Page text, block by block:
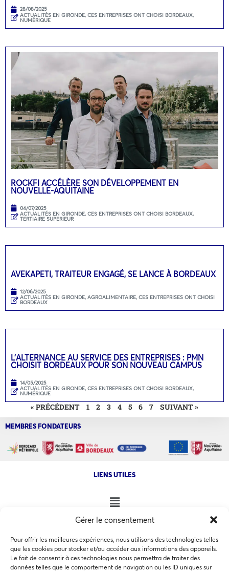
Gérer le consentement
Pour offrir les meilleures expériences, nous utilisons des technologies telles
que les cookies pour stocker et/ou accéder aux informations des appareils.
Le fait de consentir à ces technologies nous permettra de traiter des
données telles que le comportement de navigation ou les ID uniques sur
28/08/2025
ACTUALITÉS EN GIRONDE, CES ENTREPRISES ONT CHOISI BORDEAUX,
NUMÉRIQUE
ROCKFI ACCÉLÈRE SON DÉVELOPPEMENT EN
NOUVELLE-AQUITAINE
04/07/2025
ACTUALITÉS EN GIRONDE, CES ENTREPRISES ONT CHOISI BORDEAUX,
TERTIAIRE SUPERIEUR
AVEKAPETI, TRAITEUR ENGAGÉ, SE LANCE À BORDEAUX
12/06/2025
ACTUALITÉS EN GIRONDE, AGROALIMENTAIRE, CES ENTREPRISES ONT CHOISI
BORDEAUX
L’ALTERNANCE AU SERVICE DES ENTREPRISES : PMN
CHOISIT BORDEAUX POUR SON NOUVEAU CAMPUS
14/05/2025
ACTUALITÉS EN GIRONDE, CES ENTREPRISES ONT CHOISI BORDEAUX,
NUMÉRIQUE
« PRÉCÉDENT 1 2 3 4 5 6 7 SUIVANT »
MEMBRES FONDATEURS
LIENS UTILES
NOS AUTRES SITES